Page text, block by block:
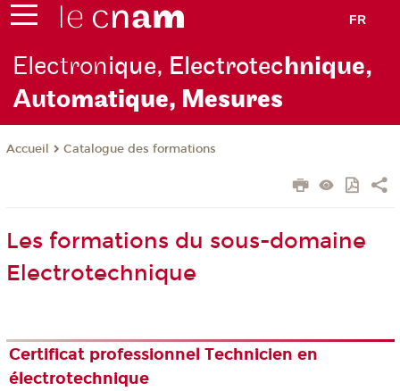
FR
Electronique, Electrotechnique,
Automatique, Mesures
Accueil Catalogue des formations
Les formations du sous-domaine
Electrotechnique
Certificat professionnel Technicien en
électrotechnique